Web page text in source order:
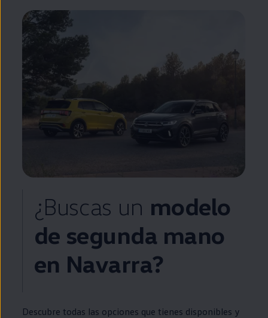
¿Buscas un modelo
de segunda mano
en Navarra?
Descubre todas las opciones que tienes disponibles y